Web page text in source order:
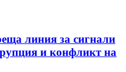
линия за сигнали
и конфликт на